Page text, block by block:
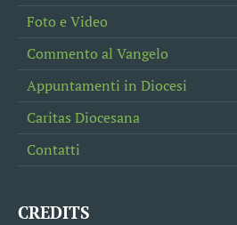
Foto e Video
Commento al Vangelo
Appuntamenti in Diocesi
Caritas Diocesana
Contatti
CREDITS